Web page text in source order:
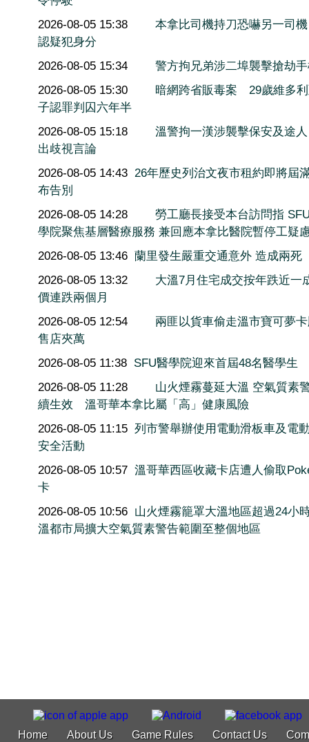
2026-08-05 15:38
本拿比司機持刀恐嚇另一司
認疑犯身分
2026-08-05 15:34
警方拘兄弟涉二埠襲擊搶劫
2026-08-05 15:30
暗網跨省販毒案 29歲維多
子認罪判囚六年半
2026-08-05 15:18
溫警拘一漢涉襲擊保安及途
出歧視言論
2026-08-05 14:43 26年歷史列治文夜市租約即將屆
布告別
2026-08-05 14:28
勞工廳長接受本台訪問指
學院聚焦基層醫療服務 兼回應本拿比醫院暫停工疑
2026-08-05 13:46 蘭里發生嚴重交通意外 造成兩死
2026-08-05 13:32
大溫7月住宅成交按年跌近
價連跌兩個月
2026-08-05 12:54
兩匪以貨車偷走溫市寶可夢
售店夾萬
2026-08-05 11:38 SFU醫學院迎來首屆48名醫學生
2026-08-05 11:28
山火煙霧蔓延大溫 空氣質素
續生效 溫哥華本拿比屬「高」健康風險
2026-08-05 11:15 列市警舉辦使用電動滑板車及電
安全活動
2026-08-05 10:57 溫哥華西區收藏卡店遭人偷取
卡
2026-08-05 10:56 山火煙霧籠罩大溫地區超過24小
溫都市局擴大空氣質素警告範圍至整個地區
Home About Us Game Rules Contact Us